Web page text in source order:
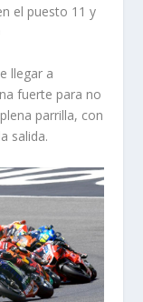
el puesto 11 y
llegar a
fuerte para no
parrilla, con
salida.